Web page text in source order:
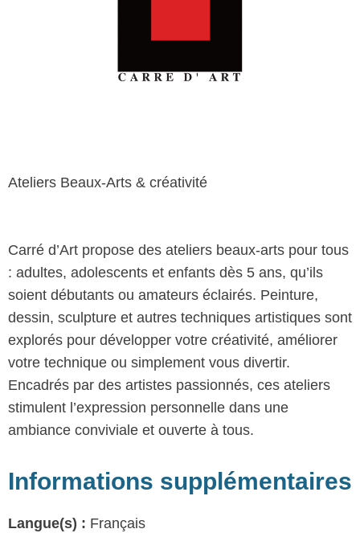
Ateliers Beaux-Arts & créativité
Carré d’Art propose des ateliers beaux-arts pour tous
: adultes, adolescents et enfants dès 5 ans, qu’ils
soient débutants ou amateurs éclairés. Peinture,
dessin, sculpture et autres techniques artistiques sont
explorés pour développer votre créativité, améliorer
votre technique ou simplement vous divertir.
Encadrés par des artistes passionnés, ces ateliers
stimulent l’expression personnelle dans une
ambiance conviviale et ouverte à tous.
Informations supplémentaires
Langue(s) : Français